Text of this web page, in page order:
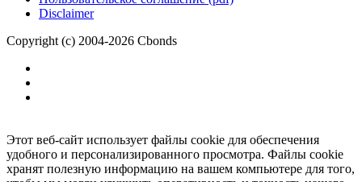
Disclaimer
Copyright (c) 2004-2026 Cbonds
Этот веб-сайт использует файлы cookie для обеспечения
удобного и персонализированного просмотра. Файлы cookie
хранят полезную информацию на вашем компьютере для того,